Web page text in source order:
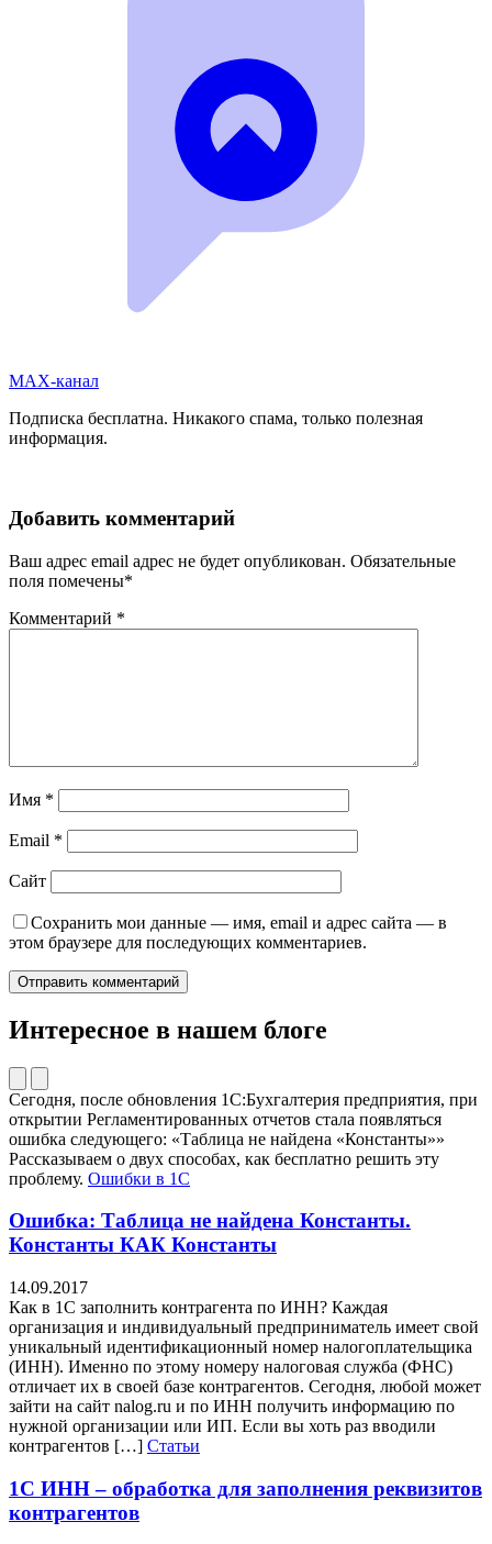
MAX-канал
Подписка бесплатна. Никакого спама, только полезная
информация.
Добавить комментарий
Ваш адрес email адрес не будет опубликован. Обязательные
поля помечены*
Комментарий *
Имя *
Email *
Сайт
Сохранить мои данные — имя, email и адрес сайта — в
этом браузере для последующих комментариев.
Интересное в нашем блоге
Сегодня, после обновления 1С:Бухгалтерия предприятия, при
открытии Регламентированных отчетов стала появляться
ошибка следующего: «Таблица не найдена «Константы»»
Рассказываем о двух способах, как бесплатно решить эту
проблему. Ошибки в 1С
Ошибка: Таблица не найдена Константы.
Константы КАК Константы
14.09.2017
Как в 1С заполнить контрагента по ИНН? Каждая
организация и индивидуальный предприниматель имеет свой
уникальный идентификационный номер налогоплательщика
(ИНН). Именно по этому номеру налоговая служба (ФНС)
отличает их в своей базе контрагентов. Сегодня, любой может
зайти на сайт nalog.ru и по ИНН получить информацию по
нужной организации или ИП. Если вы хоть раз вводили
контрагентов […] Статьи
1С ИНН – обработка для заполнения реквизитов
контрагентов